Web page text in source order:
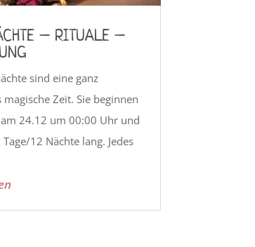
– RITUALE –
sind eine ganz
magische Zeit. Sie beginnen
am 24.12 um 00:00 Uhr und
12 Nächte lang. Jedes